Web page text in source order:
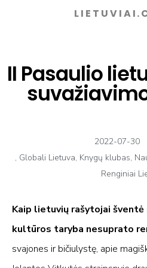
II Pasaulio
2022-07-30
, Globali Lietuva, Knygų klubas,
Renginiai
Kaip lietuvių rašytojai
kultūros taryba nesuprato
svajones ir bičiulystę, apie